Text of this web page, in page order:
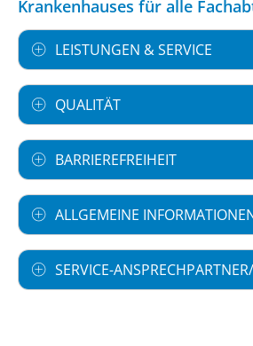
Krankenhauses für alle
LEISTUNGEN & SERVICE
QUALITÄT
BARRIEREFREIHEIT
ALLGEMEINE
SERVICE-